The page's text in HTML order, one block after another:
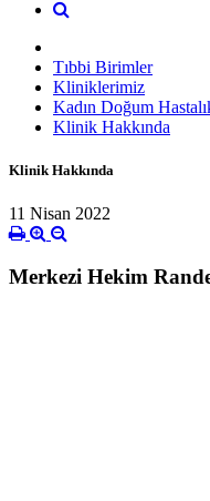
Tıbbi Birimler
Kliniklerimiz
Kadın Doğum
Klinik Hakkında
Klinik Hakkında
11 Nisan 2022
Merkezi Hekim